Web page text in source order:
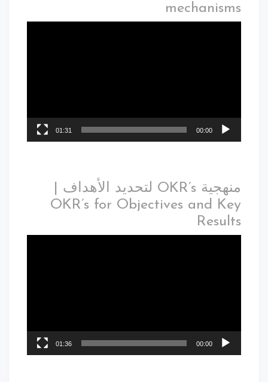
mechanisms
00:00
01:31
منهجية OKR’s لتحديد الأهداف |
OKR’s for Objectives and Key
Results
00:00
01:36